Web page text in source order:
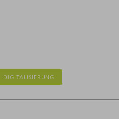
DIGITALISIERUNG